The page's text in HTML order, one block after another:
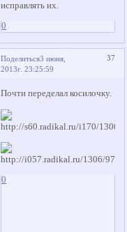
исправлять их.
0
Поделиться 37
3 июня,
2013г. 23:25:59
Почти переделал косилочку.
0